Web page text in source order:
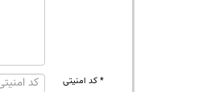
* کد امنیتی